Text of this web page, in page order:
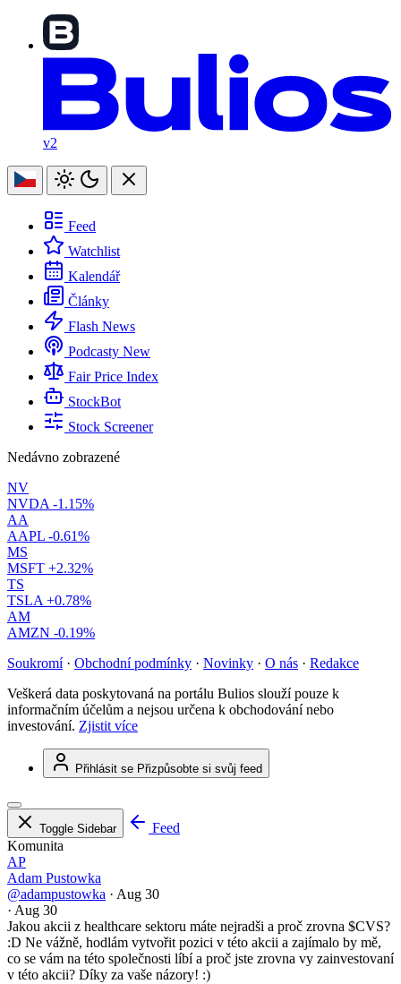
v2
Feed
Watchlist
Kalendář
Články
Flash News
Podcasty New
Fair Price Index
StockBot
Stock Screener
Nedávno zobrazené
NV
NVDA -1.15%
AA
AAPL -0.61%
MS
MSFT +2.32%
TS
TSLA +0.78%
AM
AMZN -0.19%
Soukromí · Obchodní podmínky · Novinky · O nás · Redakce
Veškerá data poskytovaná na portálu Bulios slouží pouze k
informačním účelům a nejsou určena k obchodování nebo
investování. Zjistit více
Přihlásit se Přizpůsobte si svůj feed
Toggle Sidebar
Feed
Komunita
AP
Adam Pustowka
@adampustowka · Aug 30
· Aug 30
Jakou akcii z healthcare sektoru máte nejradši a proč zrovna $CVS?
:D Ne vážně, hodlám vytvořit pozici v této akcii a zajímalo by mě,
co se vám na této společnosti líbí a proč jste zrovna vy zainvestovaní
v této akcii? Díky za vaše názory! :)